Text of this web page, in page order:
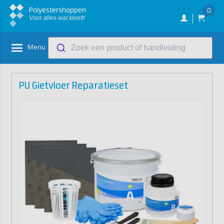
Polyestershoppen
Voor alles wat kleeft!
0
Menu Zoek een product of handleiding
PU Gietvloer Reparatieset